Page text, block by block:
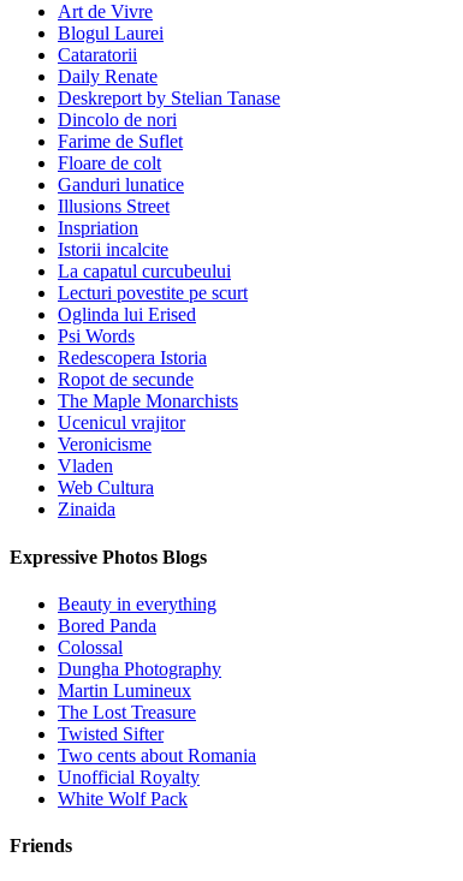
Art de Vivre
Blogul Laurei
Cataratorii
Daily Renate
Deskreport by Stelian Tanase
Dincolo de nori
Farime de Suflet
Floare de colt
Ganduri lunatice
Illusions Street
Inspriation
Istorii incalcite
La capatul curcubeului
Lecturi povestite pe scurt
Oglinda lui Erised
Psi Words
Redescopera Istoria
Ropot de secunde
The Maple Monarchists
Ucenicul vrajitor
Veronicisme
Vladen
Web Cultura
Zinaida
Expressive Photos Blogs
Beauty in everything
Bored Panda
Colossal
Dungha Photography
Martin Lumineux
The Lost Treasure
Twisted Sifter
Two cents about Romania
Unofficial Royalty
White Wolf Pack
Friends